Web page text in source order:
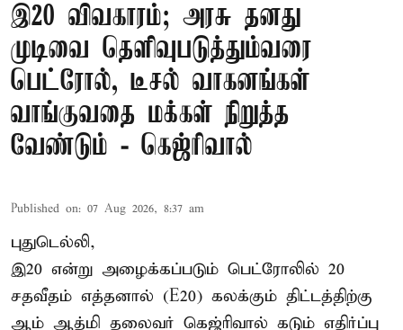
இ20 விவகாரம்; அரசு தனது
முடிவை தெளிவுபடுத்தும்வரை
பெட்ரோல், டீசல் வாகனங்கள்
வாங்குவதை மக்கள் நிறுத்த
வேண்டும் - கெஜ்ரிவால்
Published on: 07 Aug 2026, 8:37 am
புதுடெல்லி,
இ20 என்று அழைக்கப்படும் பெட்ரோலில் 20
சதவீதம் எத்தனால் (E20) கலக்கும் திட்டத்திற்கு
ஆம் ஆத்மி தலைவர் கெஜ்ரிவால் கடும் எதிர்ப்பு